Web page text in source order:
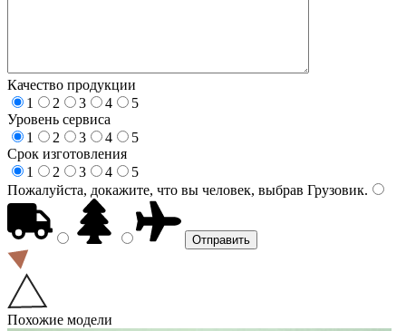
Качество продукции
1
2 3 4
5
Уровень сервиса
1
2 3 4
5
Срок изготовления
1
2 3 4
5
Пожалуйста, докажите, что вы человек, выбрав Грузовик.
Похожие модели